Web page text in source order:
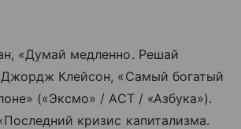
«Думай медленно. Решай
Клейсон, «Самый богатый
(«Эксмо» / АСТ / «Азбука»).
кризис капитализма.